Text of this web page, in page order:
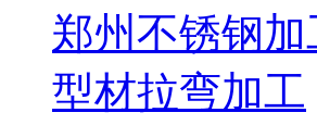
郑州不锈钢加
型材拉弯加工